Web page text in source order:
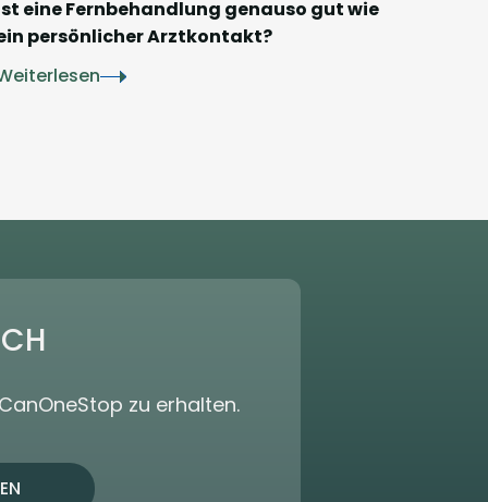
eine Fernbehandlung genauso gut wie
persönlicher Arztkontakt?
zu erhalten.